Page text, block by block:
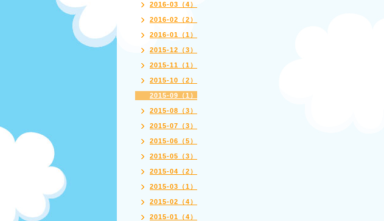
2016-03（4）
2016-02（2）
2016-01（1）
2015-12（3）
2015-11（1）
2015-10（2）
2015-09（1）
2015-08（3）
2015-07（3）
2015-06（5）
2015-05（3）
2015-04（2）
2015-03（1）
2015-02（4）
2015-01（4）